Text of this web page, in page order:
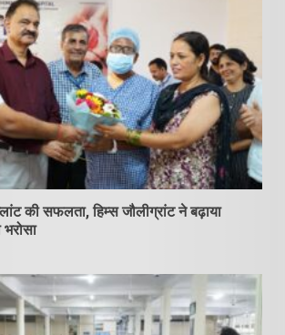
की सफलता, हिम्स जौलीग्रांट ने बढ़ाया